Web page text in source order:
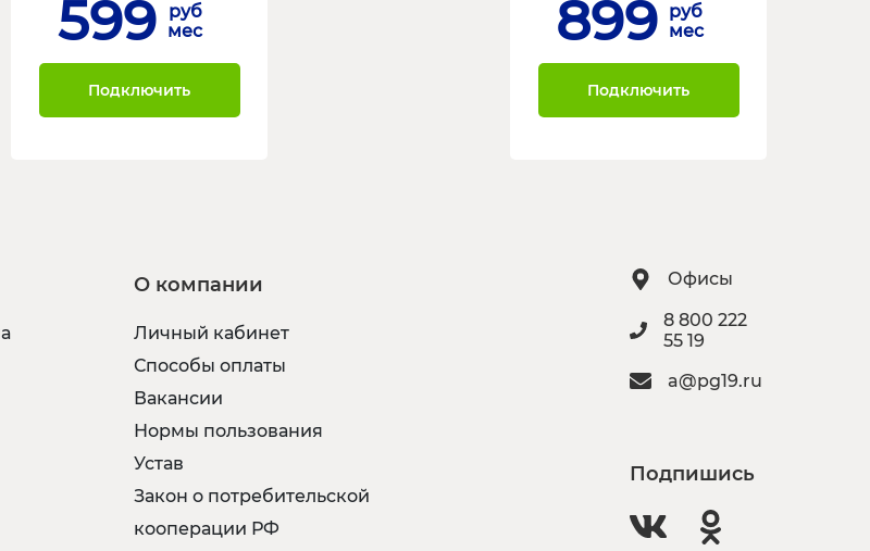
599
руб
мес
Подключить
899
руб
мес
Подключить
О компании
Личный кабинет
Способы оплаты
Вакансии
Нормы пользования
Устав
Закон о потребительской
кооперации РФ
Офисы
8 800 222
55 19
a@pg19.ru
Подпишись